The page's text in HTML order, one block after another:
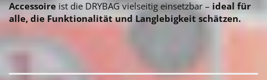
Accessoire ist die DRYBAG vielseitig einsetzbar – ideal für
alle, die Funktionalität und Langlebigkeit schätzen.